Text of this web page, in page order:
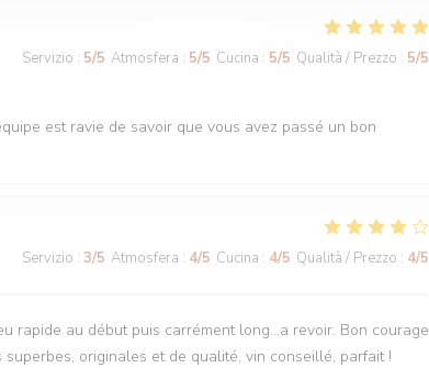
Servizio : 5/5 Atmosfera : 5/5 Cucina : 5/5 Qualità / Prezzo : 5/5
est ravie de savoir que vous avez passé un bon
Servizio : 3/5 Atmosfera : 4/5 Cucina : 4/5 Qualità / Prezzo : 4/5
rapide au début puis carrément long...a revoir. Bon courage
originales et de qualité, vin conseillé, parfait !